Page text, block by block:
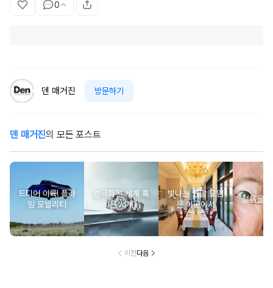
0
덴 매거진 방문하기
덴 매거진의 모든 포스트
드디어 이륙! 플라
잉 모빌리티
양극화된 세계 혹
은 시계
빛나는 연말 모임
은 이곳에서
젊음을
이전다음